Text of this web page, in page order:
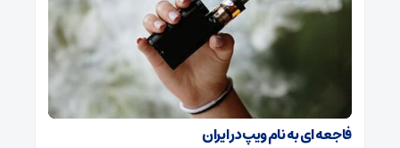
فاجعه ای به نام ویپ در ایران